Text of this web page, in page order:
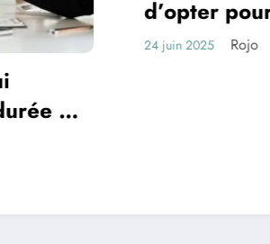
pour les objets
sur
Rojo